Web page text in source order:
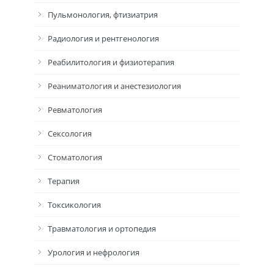
Пульмонология, фтизиатрия
Радиология и рентгенология
Реабилитология и физиотерапия
Реаниматология и анестезиология
Ревматология
Сексология
Стоматология
Терапия
Токсикология
Травматология и ортопедия
Урология и нефрология